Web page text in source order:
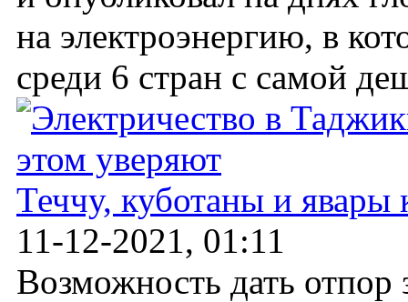
на электроэнергию, в
среди 6 стран с самой
Теччу, куботаны и явары
11-12-2021, 01:11
Возможность дать